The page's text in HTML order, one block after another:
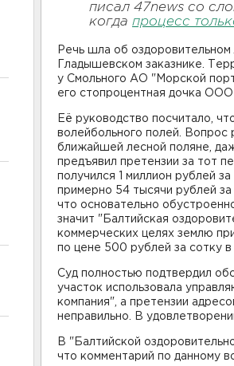
писал 47news со
когда процесс
Речь шла об
Гладышевском заказнике.
у Смольного АО "Морской
его стопроцентная дочка ООО
Её руководство посчитало,
волейбольного полей. Вопрос
ближайшей лесной поляне,
предъявил претензии за тот
получился 1 миллион рублей
примерно 54 тысячи рублей
что основательно
значит "Балтийская
коммерческих целях землю
по цене 500 рублей за сотку в
Суд полностью подтвердил
участок использовала
компания", а претензии
неправильно. В
В "Балтийской
что комментарий по данному